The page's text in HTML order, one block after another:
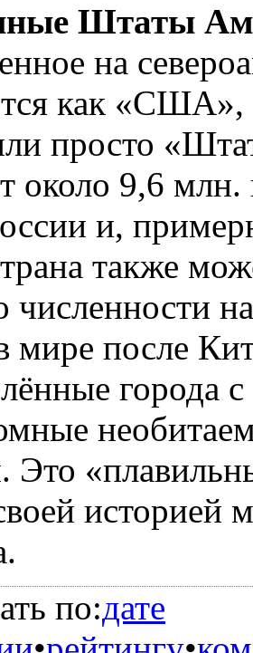
Штаты
на
как
просто
около 9,6
и,
также
численности
мире после
города
Это
историей
по:дате